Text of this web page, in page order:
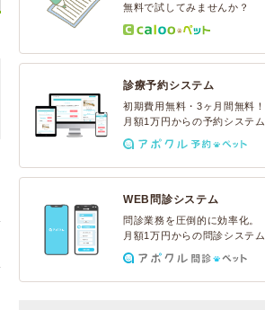
無料で試してみませんか？
診療予約システム
初期費用無料・3ヶ月間無料！
月額1万円からの予約システム
WEB問診システム
問診業務を圧倒的に効率化。
月額1万円からの問診システム